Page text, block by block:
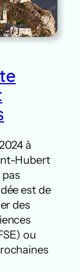
à
Hubert
pas
est de
des
ou